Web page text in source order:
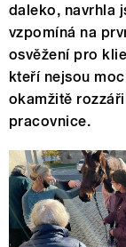
daleko, navrhla
vzpomíná na
osvěžení pro
kteří nejsou
okamžitě
pracovnice.